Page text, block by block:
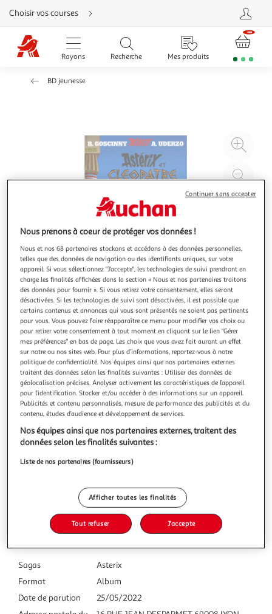
Aller
directement
au
contenu
Aller
directement
Aller
Choisir vos courses
Rayons Recherche Mes produits
BD jeunesse
à
ASTERIX TOME 6 : ASTERIX ET CLEOPATRE, Goscinny
René
Cléopâtre fait le pari avec César que son peuple est encore
capable de grandes réalisations. Elle ordonne à Numérobis
de construire un palais somptueux pour César.Auteur :
Goscinny RenéEditeur : HACHETTEDate de parution :
16/06/2004Nombre de pages : 48Dimensions : 30.0 x 22.5
x 0.8
En savoir +
Vous voulez connaître le prix de ce produit ?
Afficher le prix
Caractéristiques
Sagas
Asterix
Format
Album
Date de parution
25/05/2022
Nous prenons à coeur de protéger vos données !
Nous et nos 68 partenaires stockons et accédons à des données personnelles,
telles que des données de navigation ou des identifiants uniques, sur votre
appareil. Si vous sélectionnez "J'accepte", les technologies de suivi prendront en
charge les finalités affichées dans la section « Nous et nos partenaires traitons
des données pour fournir ». Si vous retirez votre consentement, elles seront
désactivées. Si les technologies de suivi sont désactivées, il est possible que
certains contenus et annonces qui vous sont présentés ne soient pas pertinents
pour vous. Vous pouvez faire réapparaître ce menu pour modifier vos choix ou
pour retirer votre consentement à tout moment en cliquant sur le lien "Gérer
mes préférences" en bas de page. Les choix que vous avez fait auront un effet
sur notre ou nos sites web. Pour plus d’informations, reportez-vous à notre
politique de confidentialité. Nos équipes ainsi que nos partenaires externes
traitent des données selon les finalités suivantes : Utiliser des données de
géolocalisation précises. Analyser activement les caractéristiques de l’appareil
pour l’identification. Stocker et/ou accéder à des informations sur un appareil.
Publicités et contenu personnalisés, mesure de performance des publicités et du
contenu, études d’audience et développement de services.
Nos équipes ainsi que nos partenaires externes, traitent des
données selon les finalités suivantes :
Liste de nos partenaires (fournisseurs)
Afficher toutes les finalités
Tout refuser J'accepte
Continuer sans accepter